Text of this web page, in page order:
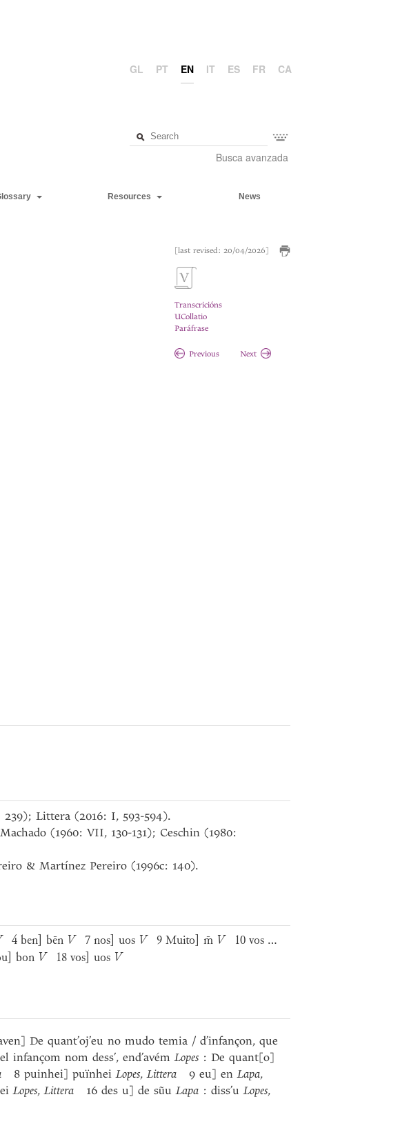
GL PT EN IT ES FR CA
Busca avanzada
Resources News
[last revised: 20/04/2026]
Transcricións
UCollatio
Paráfrase
Previous Next
239); Littera (2016: I, 593-594).
(1960: VII, 130-131); Ceschin (1980:
& Martínez Pereiro (1996c: 140).
4 ben] bēn V 7 nos] uos V 9 Muito] m̄ V 10 vos ...
bon V 18 vos] uos V
De quant’oj’eu no mudo temia / d’infançon, que
infançom nom dess’, end’avémLopes : De quant[o]
8 puinhei] puïnheiLopes,Littera 9 eu] enLapa,
Lopes,Littera 16 des u] de sũuLapa : diss’uLopes,